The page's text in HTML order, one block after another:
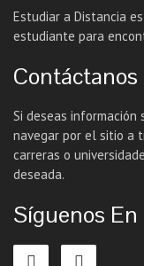
Estudiar a Distancia
estudiante para
Contáctanos
Si deseas información
navegar por el sitio a
carreras o
deseada.
Síguenos En